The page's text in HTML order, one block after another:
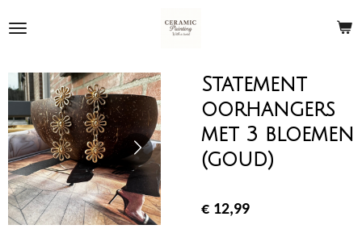
direct
de
hoofdinhoud
Statement
oorhangers
met 3 bloemen
(goud)
€ 12,99